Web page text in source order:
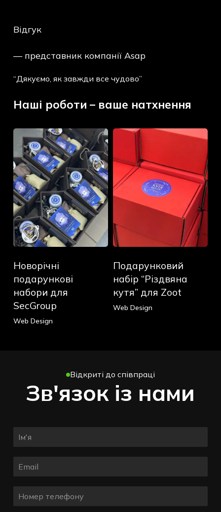
Відгук
— представник компанії Asap
“Дякуємо, як завжди все чудово”
Наші роботи – ваше натхнення
Новорічні
подарункові
набори
для
SecGroup
подарункові
набори
для
SecGroup
Web Design
Новорічні
подарункові
набори для
SecGroup
Подарунковий
“Різдвяна
кутя”
для
Zoot
набір
“Різдвяна
кутя”
Web Design
Подарунковий
набір “Різдвяна
кутя” для Zoot
Відкриті до співпраці
Зв'язок із нами